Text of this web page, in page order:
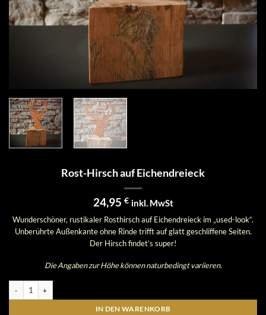
Rost-Hirsch auf Eichendreieck
24,95 € inkl. MwSt
Wunderschöner, rustikaler Rosthirsch auf Eichendreieck im „used-look“.
Unberührte Außenkante ohne Rinde trifft auf glatt geschliffene Seiten.
Der Hirsch findet’s super!
Die Angaben zur Höhe können naturbedingt variieren.
IN DEN WARENKORB